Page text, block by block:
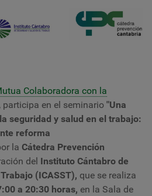
Colaboradora con la
participa en el seminario "Una
seguridad y salud en el trabajo:
reforma
la Cátedra Prevención
del Instituto Cántabro de
(ICASST), que se realiza
a 20:30 horas, en la Sala de